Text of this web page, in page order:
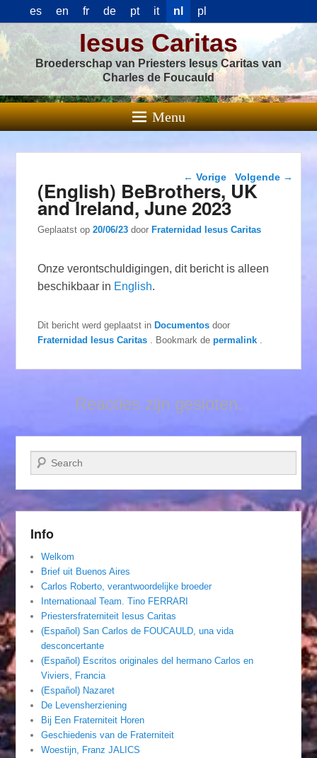
es en fr de pt it nl pl
Iesus Caritas
Broederschap van Priesters Iesus Caritas van
Charles de Foucauld
Menu
Berichtnavigatie
← Vorige Volgende →
(English) BeBrothers, UK
and Ireland, June 2023
Geplaatst op20/06/23 doorFraternidad Iesus Caritas
Onze verontschuldigingen, dit bericht is alleen
beschikbaar in English.
Dit bericht werd geplaatst inDocumentos door
Fraternidad Iesus Caritas
. Bookmark depermalink
Reacties zijn gesloten.
Zoeken
Info
Welkom
Brief uit Buenos Aires
Carlos Roberto, verantwoordelijke broeder
Internationaal Team. Tino FERRARI
Priestersfraterniteit Iesus Caritas
(Español) San Carlos de FOUCAULD, una vida
desconcertante
(Español) Escritos originales del hermano Carlos en
Viviers, Francia
(Español) Nazaret
De Levensherziening
Bij Een Fraterniteit Horen
Geschiedenis van de Fraterniteit
Woestijn, Franz JALICS